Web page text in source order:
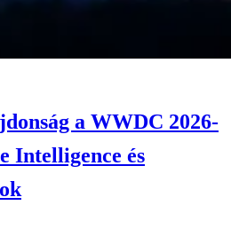
a WWDC 2026-
Intelligence és